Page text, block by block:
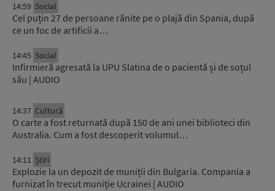
14:59 Social
Cel puțin 27 de persoane rănite pe o plajă din Spania, după
ce un foc de artificii a…
14:45 Social
Infirmieră agresată la UPU Slatina de o pacientă și de soțul
său | AUDIO
14:37 Cultură
O carte a fost returnată după 150 de ani unei biblioteci din
Australia. Cum a fost descoperit volumul…
14:11 Știri
Explozie la un depozit de muniții din Bulgaria. Compania a
furnizat în trecut muniție Ucrainei | AUDIO